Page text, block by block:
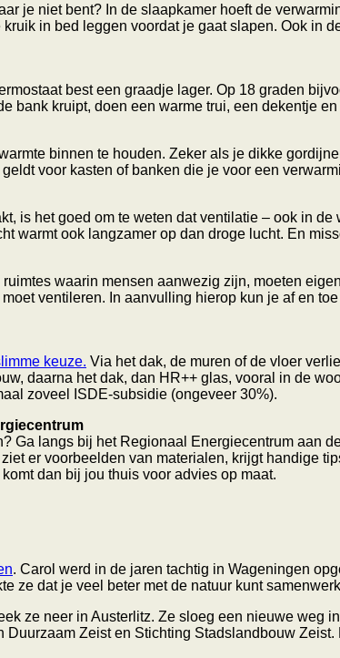
je niet bent? In de slaapkamer hoeft de
in bed leggen voordat je gaat slapen. Ook in
best een graadje lager. Op 18 graden
bank kruipt, doen een warme trui, een dekentje
binnen te houden. Zeker als je dikke
voor kasten of banken die je voor een
is het goed om te weten dat ventilatie – ook in
warmt ook langzamer op dan droge lucht. En
waarin mensen aanwezig zijn, moeten
ventileren. In aanvulling hierop kun je af en
keuze. Via het dak, de muren of de vloer
daarna het dak, dan HR++ glas, vooral in de
zoveel ISDE-subsidie (ongeveer 30%).
Ga langs bij het Regionaal Energiecentrum aan
er voorbeelden van materialen, krijgt handige
dan bij jou thuis voor advies op maat.
. Carol werd in de jaren tachtig in Wageningen
ze dat je veel beter met de natuur kunt
ze neer in Austerlitz. Ze sloeg een nieuwe
Zeist en Stichting Stadslandbouw